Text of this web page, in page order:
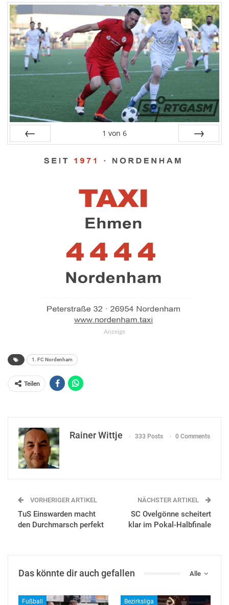
1 von 6
Anzeige
1. FC Nordenham
Teilen
Rainer Wittje 333 Posts 0 Comments
VORHERIGER ARTIKEL
TuS Einswarden macht
den Durchmarsch perfekt
NÄCHSTER ARTIKEL
SC Ovelgönne scheitert
klar im Pokal-Halbfinale
Alle
Das könnte dir auch gefallen
Fußball Bezirksliga